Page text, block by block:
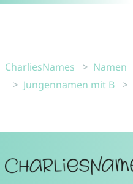
CharliesNames Namen
Jungennamen mit B